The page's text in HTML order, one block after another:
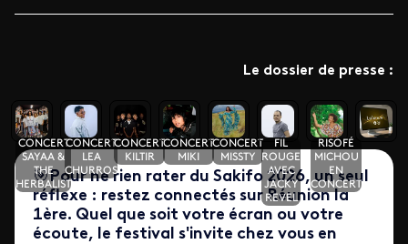
Le dossier de presse :
CONCERT
SAYAA &
THE
HERBALIST
CONCERT
LEA
CHURROS
CONCERT
KILTIR
CONCERT
MIKI
CONCERT
MISSTY
FIL
ROUGE
AVEC
JACKY
REVEL
RISOFÉ
MICHOU
EN
CONCERT
🎯Pour ne rien rater du Sakifo 2026, un seul
réflexe : restez connectés sur Réunion la
1ère. Quel que soit votre écran ou votre
écoute, le festival s'invite chez vous en